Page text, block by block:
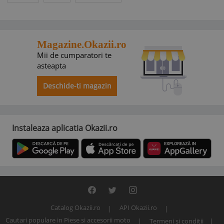
încalcă legea sau Acordul de utilizare, acestea se consideră
nescrise, fiind aplicabile prevederile legale corespunzătoare
sau prevederileAcordului de utilizare , după caz.
Magazine.Okazii.ro
Mii de cumparatori te
asteapta
Deschide-ti magazin
Instaleaza aplicatia Okazii.ro
Catalog Okazii.ro
API Okazii.ro
Cautari populare in Piese si accesorii moto
Termeni si conditii